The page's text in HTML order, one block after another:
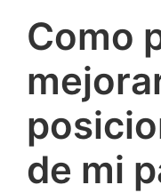
Como
de mi